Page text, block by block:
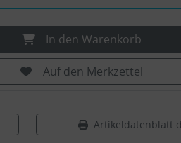
In den Warenkorb
Auf den Merkzettel
Artikeldatenblatt